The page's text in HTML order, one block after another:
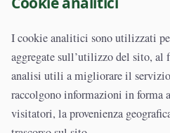
I cookie analitici sono utilizzati
aggregate sull’utilizzo del sito, al
analisi utili a migliorare il
raccolgono informazioni in forma
visitatori, la provenienza